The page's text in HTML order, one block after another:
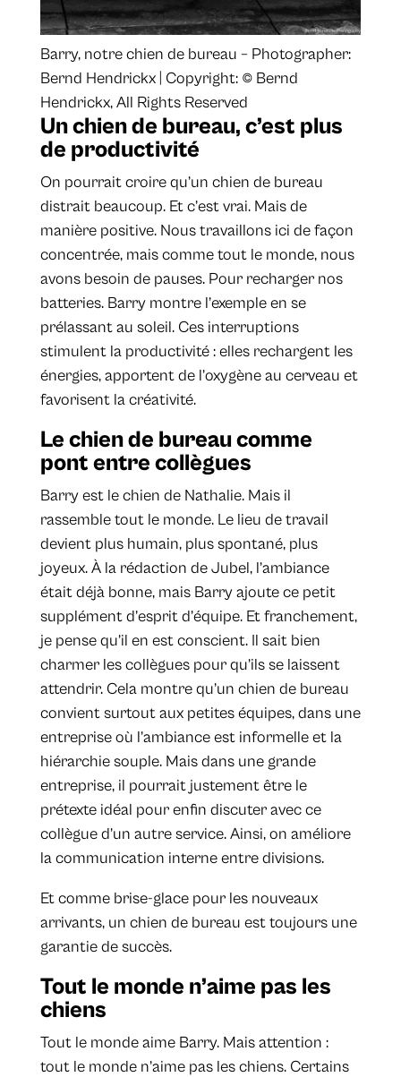
Barry, notre chien de bureau – Photographer:
Bernd Hendrickx | Copyright: © Bernd
Hendrickx, All Rights Reserved
Un chien de bureau, c’est plus
de productivité
On pourrait croire qu’un chien de bureau
distrait beaucoup. Et c’est vrai. Mais de
manière positive. Nous travaillons ici de façon
concentrée, mais comme tout le monde, nous
avons besoin de pauses. Pour recharger nos
batteries. Barry montre l’exemple en se
prélassant au soleil. Ces interruptions
stimulent la productivité : elles rechargent les
énergies, apportent de l’oxygène au cerveau et
favorisent la créativité.
Le chien de bureau comme
pont entre collègues
Barry est le chien de Nathalie. Mais il
rassemble tout le monde. Le lieu de travail
devient plus humain, plus spontané, plus
joyeux. À la rédaction de Jubel, l’ambiance
était déjà bonne, mais Barry ajoute ce petit
supplément d’esprit d’équipe. Et franchement,
je pense qu’il en est conscient. Il sait bien
charmer les collègues pour qu’ils se laissent
attendrir. Cela montre qu’un chien de bureau
convient surtout aux petites équipes, dans une
entreprise où l’ambiance est informelle et la
hiérarchie souple. Mais dans une grande
entreprise, il pourrait justement être le
prétexte idéal pour enfin discuter avec ce
collègue d’un autre service. Ainsi, on améliore
la communication interne entre divisions.
Et comme brise-glace pour les nouveaux
arrivants, un chien de bureau est toujours une
garantie de succès.
Tout le monde n’aime pas les
chiens
Tout le monde aime Barry. Mais attention :
tout le monde n’aime pas les chiens. Certains